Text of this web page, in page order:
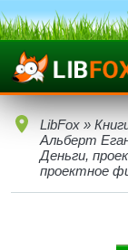
LibFox »
Альберт
Деньги,
проектное